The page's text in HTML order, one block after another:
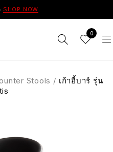
SHOP NOW
0
Stools / เก้าอี้บาร์ รุ่น